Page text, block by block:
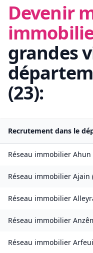
Devenir
grandes
(23):
Recrutement dans le
Réseau immobilier Ahun
Réseau immobilier Ajain
Réseau immobilier
Réseau immobilier
Réseau immobilier